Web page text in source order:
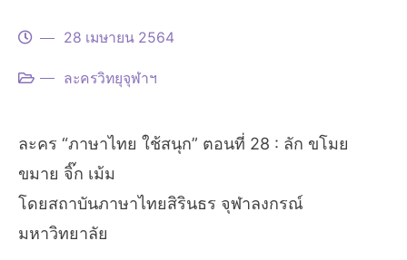
28 เมษายน 2564
ละครวิทยุจุฬาฯ
ละคร “ภาษาไทย ใช้สนุก” ตอนที่ 28 : ลัก ขโมย
ขมาย จิ๊ก เม้ม
โดยสถาบันภาษาไทยสิรินธร จุฬาลงกรณ์
มหาวิทยาลัย